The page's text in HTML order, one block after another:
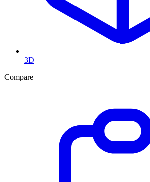
3D
Compare